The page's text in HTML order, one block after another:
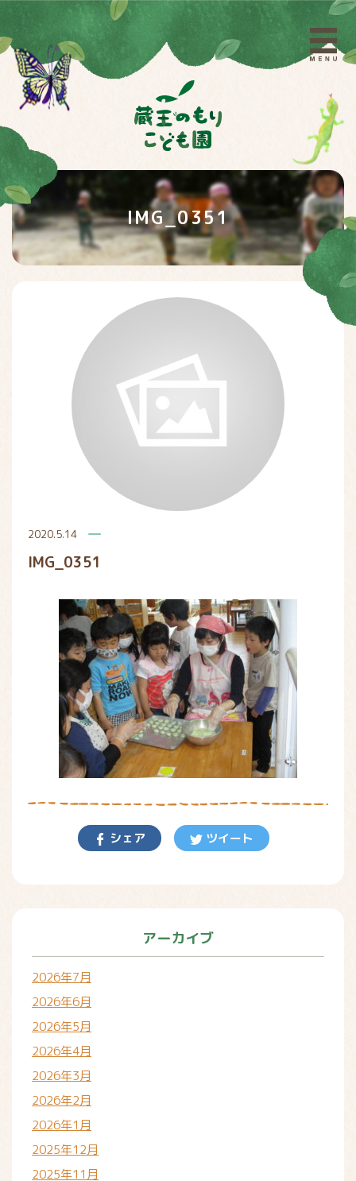
IMG_0351
2020.5.14
IMG_0351
シェア ツイート
アーカイブ
2026年7月
2026年6月
2026年5月
2026年4月
2026年3月
2026年2月
2026年1月
2025年12月
2025年11月